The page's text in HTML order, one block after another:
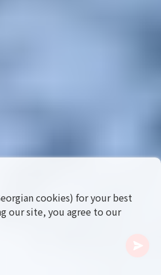
cookies) for your best
our site, you agree to our